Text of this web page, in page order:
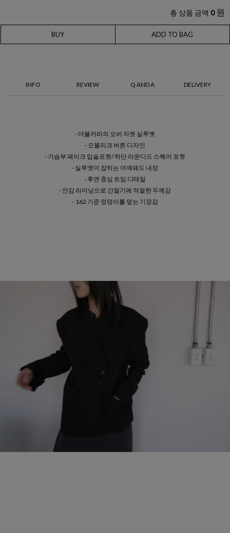
총 상품 금액 0 원
BUY ADD TO BAG
INFO REVIEW Q AND A DELIVERY
- 더블카라의 오버 자켓 실루엣
- 오블리크 버튼 디자인
- 가슴부 페이크 입술포켓/ 하단 라운디드 스퀘어 포켓
- 실루엣이 잡히는 어깨패드 내장
- 후면 중심 트임 디테일
- 안감 라이닝으로 간절기에 적절한 두께감
- 162 기준 엉덩이를 덮는 기장감